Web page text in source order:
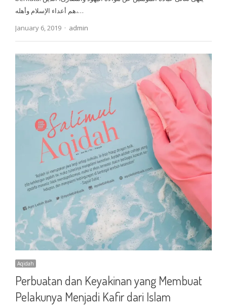
هم أعداء الإسلام وأهله،…
January 6, 2019
Author
admin
Aqidah
Perbuatan dan Keyakinan yang Membuat
Pelakunya Menjadi Kafir dari Islam